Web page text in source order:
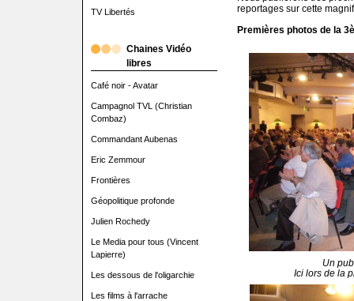
TV Libertés
Chaines Vidéo
libres
Café noir - Avatar
Campagnol TVL (Christian
Combaz)
Commandant Aubenas
Eric Zemmour
Frontières
Géopolitique profonde
Julien Rochedy
Le Media pour tous (Vincent
Lapierre)
Les dessous de l'oligarchie
Les films à l'arrache
reportages sur cette
Premières photos de la
Un
Ici lors de la